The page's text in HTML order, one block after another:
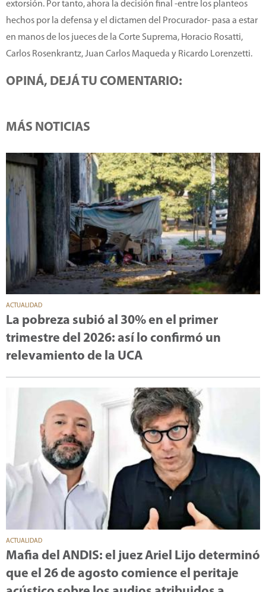
extorsión. Por tanto, ahora la decisión final -entre los planteos
hechos por la defensa y el dictamen del Procurador- pasa a estar
en manos de los jueces de la Corte Suprema, Horacio Rosatti,
Carlos Rosenkrantz, Juan Carlos Maqueda y Ricardo Lorenzetti.
OPINÁ, DEJÁ TU COMENTARIO:
MÁS NOTICIAS
ACTUALIDAD
La pobreza subió al 30% en el primer
trimestre del 2026: así lo confirmó un
relevamiento de la UCA
ACTUALIDAD
Mafia del ANDIS: el juez Ariel Lijo determinó
que el 26 de agosto comience el peritaje